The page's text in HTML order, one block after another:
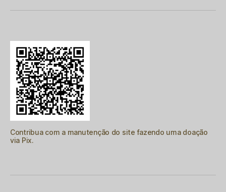
Contribua com a manutenção do site fazendo uma doação
via Pix.